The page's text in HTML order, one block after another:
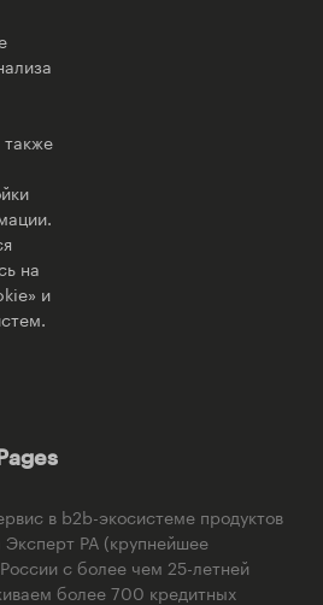
также
на
и
в b2b-экосистеме продуктов
Эксперт РА (крупнейшее
с более чем 25-летней
более 700 кредитных